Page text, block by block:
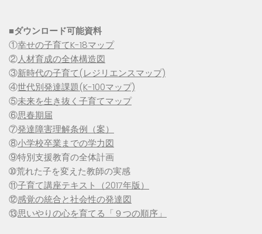
■ダウンロード可能資料
①幸せの子育てK-18マップ
②人材育成の全体構造図
③新時代の子育て(レジリエンスマップ)
④世代別発達課題(K-100マップ)
⑤未来を生き抜く子育てマップ
⑥思春期届
⑦発達障害理解条例（案）
⑧小学校卒業までの学力図
⑨特別支援教育の全体計画
➉荒れた子を変えた教師の実感
⑪子育て講座テキスト（2017年版）
⑫感覚の統合と社会性の発達図
⑬思いやりの心を育てる「９つの順序」